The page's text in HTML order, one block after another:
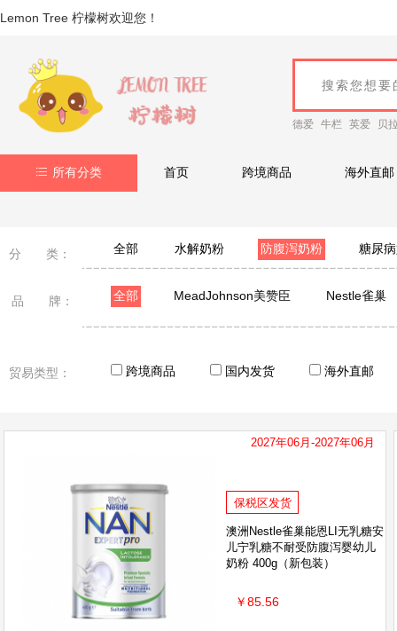
Lemon Tree 柠檬树欢迎您！
德爱 牛栏 英爱 贝
所有分类 首页 跨境商品 海外直邮
分 类： 全部 水解奶粉 防腹泻奶粉 糖尿
品 牌： 全部 MeadJohnson美赞臣 Nestle雀巢
贸易类型： 跨境商品 国内发货 海外直邮
2027年06月-2027年06月
保税区发货
澳洲Nestle雀巢能恩LI无乳糖安
儿宁乳糖不耐受防腹泻婴幼儿
奶粉 400g（新包装）
￥85.56